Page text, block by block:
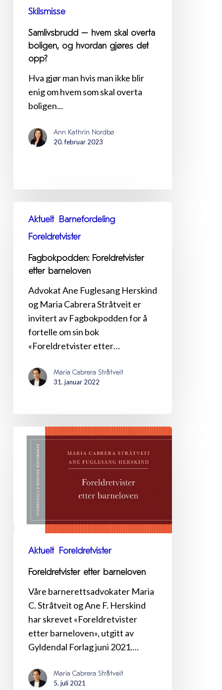
gjøres
opp?
Skilsmisse
Samlivsbrudd – hvem skal overta
boligen, og hvordan gjøres det
opp?
Hva gjør man hvis man ikke blir
enig om hvem som skal overta
boligen...
Ann Kathrin Nordbø
20. februar 2023
Foreldretvister
etter
Aktuelt Barnefordeling
Foreldretvister
Fagbokpodden: Foreldretvister
etter barneloven
Advokat Ane Fuglesang Herskind
og Maria Cabrera Stråtveit er
invitert av Fagbokpodden for å
fortelle om sin bok
«Foreldretvister etter…
Maria Cabrera Stråtveit
31. januar 2022
Foreldretvister
barneloven
Aktuelt Foreldretvister
Foreldretvister etter barneloven
Våre barnerettsadvokater Maria
C. Stråtveit og Ane F. Herskind
har skrevet «Foreldretvister
etter barneloven», utgitt av
Gyldendal Forlag juni 2021.…
Maria Cabrera Stråtveit
5. juli 2021